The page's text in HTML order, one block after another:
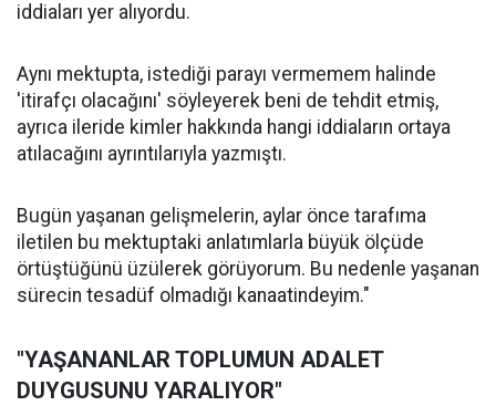
iddiaları yer alıyordu.
Aynı mektupta, istediği parayı vermemem halinde
'itirafçı olacağını' söyleyerek beni de tehdit etmiş,
ayrıca ileride kimler hakkında hangi iddiaların ortaya
atılacağını ayrıntılarıyla yazmıştı.
Bugün yaşanan gelişmelerin, aylar önce tarafıma
iletilen bu mektuptaki anlatımlarla büyük ölçüde
örtüştüğünü üzülerek görüyorum. Bu nedenle yaşanan
sürecin tesadüf olmadığı kanaatindeyim."
"YAŞANANLAR TOPLUMUN ADALET
DUYGUSUNU YARALIYOR"